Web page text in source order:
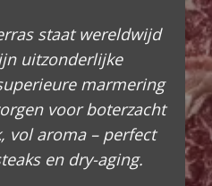
staat wereldwijd
uitzonderlijke
marmering
voor boterzacht
vol aroma – perfect
en dry-aging.